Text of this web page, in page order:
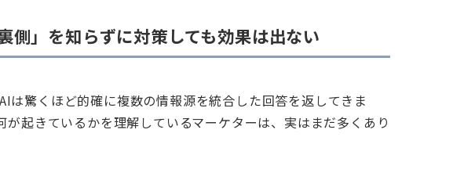
側」を知らずに対策しても効果は出ない
は驚くほど的確に複数の情報源を統合した回答を返してきま
が起きているかを理解しているマーケターは、実はまだ多くあり